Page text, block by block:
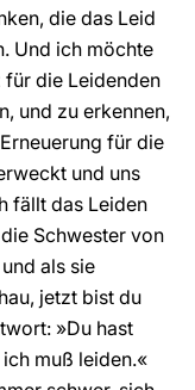
die das Leid
Und ich möchte
für die Leidenden
und zu erkennen,
für die
und uns
fällt das Leiden
Schwester von
als sie
jetzt bist du
»Du hast
muß leiden.«